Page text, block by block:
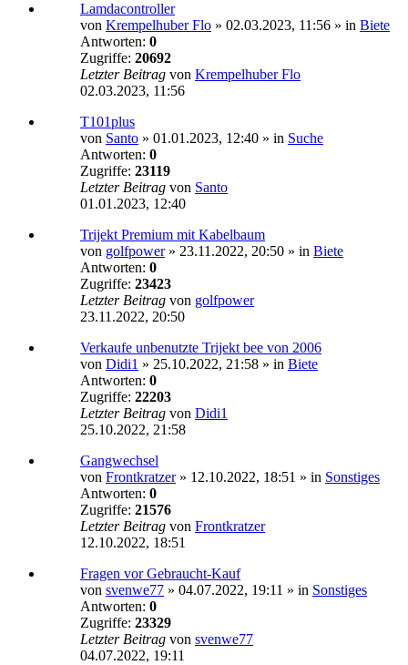
Lamdacontroller
von Krempelhuber Flo » 02.03.2023, 11:56 » in Biete
Antworten: 0
Zugriffe: 20692
Letzter Beitrag von Krempelhuber Flo
02.03.2023, 11:56
T101plus
von Santo » 01.01.2023, 12:40 » in Suche
Antworten: 0
Zugriffe: 23119
Letzter Beitrag von Santo
01.01.2023, 12:40
Trijekt Premium mit Kabelbaum
von golfpower» 23.11.2022, 20:50 » in Biete
Antworten: 0
Zugriffe: 23423
Letzter Beitrag von golfpower
23.11.2022, 20:50
Verkaufe unbenutzte Trijekt bee von 2006
von Didi1 » 25.10.2022, 21:58 » in Biete
Antworten: 0
Zugriffe: 22203
Letzter Beitrag von Didi1
25.10.2022, 21:58
Gangwechsel
von Frontkratzer» 12.10.2022, 18:51 » in Sonstiges
Antworten: 0
Zugriffe: 21576
Letzter Beitrag von Frontkratzer
12.10.2022, 18:51
Fragen vor Gebraucht-Kauf
von svenwe77 » 04.07.2022, 19:11 » in Sonstiges
Antworten: 0
Zugriffe: 23329
Letzter Beitrag von svenwe77
04.07.2022, 19:11